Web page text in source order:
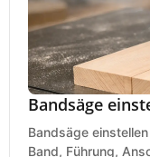
Bandsäge
Bandsäge
Band, Führung,